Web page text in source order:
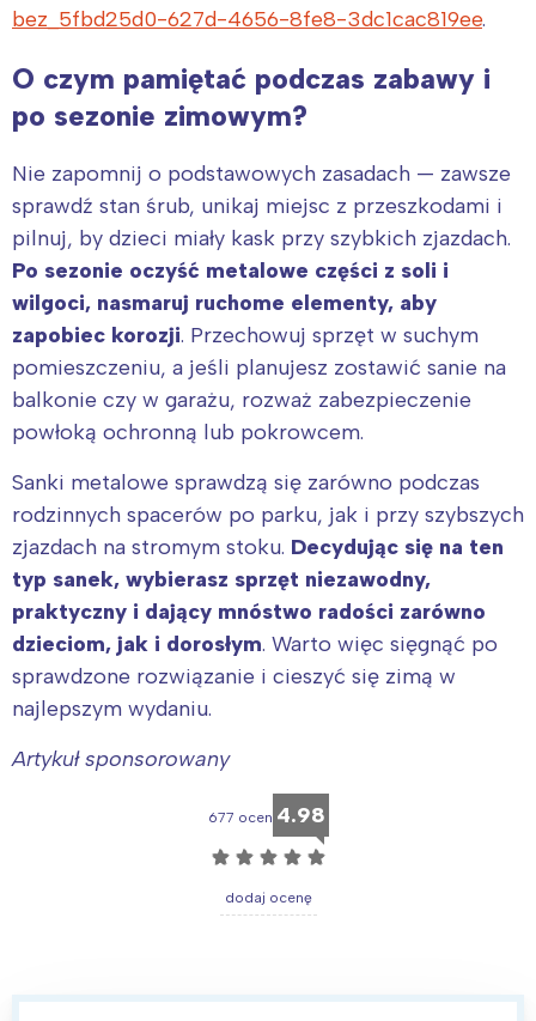
bez_5fbd25d0-627d-4656-8fe8-3dc1cac819ee.
O czym pamiętać podczas zabawy i
po sezonie zimowym?
Nie zapomnij o podstawowych zasadach — zawsze
sprawdź stan śrub, unikaj miejsc z przeszkodami i
pilnuj, by dzieci miały kask przy szybkich zjazdach.
Po sezonie oczyść metalowe części z soli i
wilgoci, nasmaruj ruchome elementy, aby
zapobiec korozji. Przechowuj sprzęt w suchym
pomieszczeniu, a jeśli planujesz zostawić sanie na
balkonie czy w garażu, rozważ zabezpieczenie
powłoką ochronną lub pokrowcem.
Sanki metalowe sprawdzą się zarówno podczas
rodzinnych spacerów po parku, jak i przy szybszych
zjazdach na stromym stoku. Decydując się na ten
typ sanek, wybierasz sprzęt niezawodny,
praktyczny i dający mnóstwo radości zarówno
dzieciom, jak i dorosłym. Warto więc sięgnąć po
sprawdzone rozwiązanie i cieszyć się zimą w
najlepszym wydaniu.
Artykuł sponsorowany
677 ocen 4.98
☆ ☆ ☆ ☆ ☆
dodaj ocenę
tego regionu:
Warszawa
Łódź
Trójmiasto
Poznań
Wrocław
Śląsk
Kraków
Południe
Północ
Wszystkie
Wybieram